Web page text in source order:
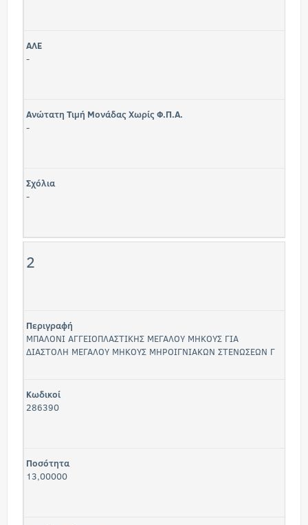
ΑΛΕ
-
Ανώτατη Τιμή Μονάδας Χωρίς Φ.Π.Α.
-
Σχόλια
-
2
Περιγραφή
ΜΠΑΛΟΝΙ ΑΓΓΕΙΟΠΛΑΣΤΙΚΗΣ ΜΕΓΑΛΟΥ ΜΗΚΟΥΣ ΓΙΑ
ΔΙΑΣΤΟΛΗ ΜΕΓΑΛΟΥ ΜΗΚΟΥΣ ΜΗΡΟΙΓΝΙΑΚΩΝ ΣΤΕΝΩΣΕΩΝ Γ
Κωδικοί
286390
Ποσότητα
13,00000